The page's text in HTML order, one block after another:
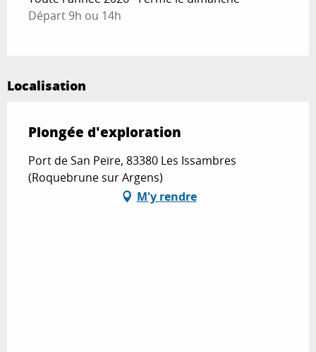
Départ 9h ou 14h
Localisation
Plongée d'exploration
Port de San Peïre, 83380 Les Issambres
(Roquebrune sur Argens)
M'y rendre